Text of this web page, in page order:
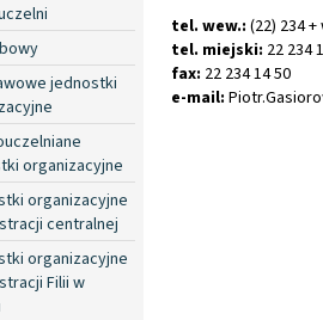
jednostki
organizacyjne
organizacyjne
centralnej
organizacyjne
Filii w
tel. wew.: (22) 234
tel. miejski: 22 234
fax: 22 234 14 50
e-mail: Piotr.